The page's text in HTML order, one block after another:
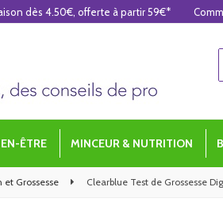
ÊTRE MINCEUR & NUTRITION
et Grossesse Clearblue Test de Grossesse
dès 4.50€, offerte à partir 59€*